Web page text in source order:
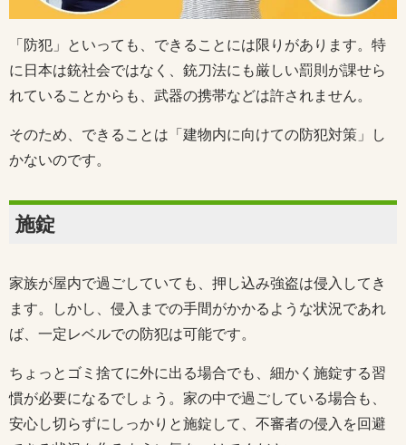
「防犯」といっても、できることには限りがあります。特
に日本は銃社会ではなく、銃刀法にも厳しい罰則が課せら
れていることからも、武器の携帯などは許されません。
そのため、できることは「建物内に向けての防犯対策」し
かないのです。
施錠
家族が屋内で過ごしていても、押し込み強盗は侵入してき
ます。しかし、侵入までの手間がかかるような状況であれ
ば、一定レベルでの防犯は可能です。
ちょっとゴミ捨てに外に出る場合でも、細かく施錠する習
慣が必要になるでしょう。家の中で過ごしている場合も、
安心し切らずにしっかりと施錠して、不審者の侵入を回避